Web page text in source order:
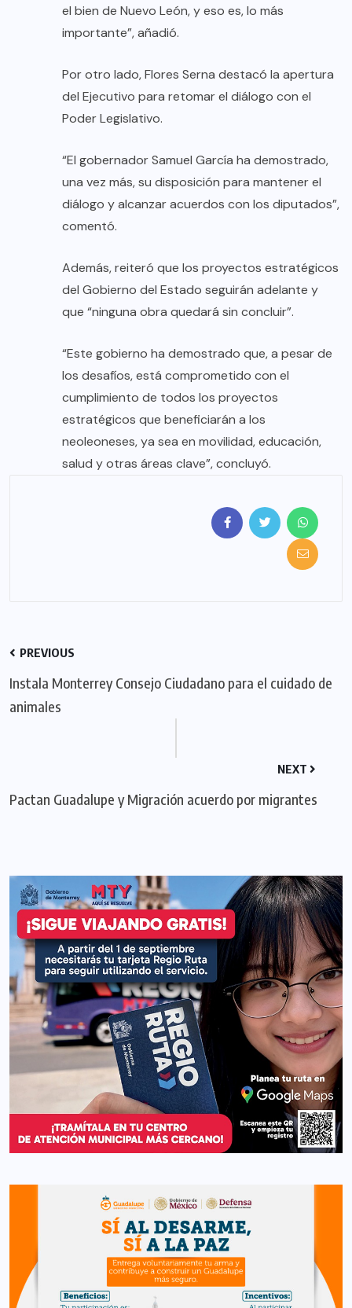
el bien de Nuevo León, y eso es, lo más
importante”, añadió.
Por otro lado, Flores Serna destacó la apertura
del Ejecutivo para retomar el diálogo con el
Poder Legislativo.
“El gobernador Samuel García ha demostrado,
una vez más, su disposición para mantener el
diálogo y alcanzar acuerdos con los diputados”,
comentó.
Además, reiteró que los proyectos estratégicos
del Gobierno del Estado seguirán adelante y
que “ninguna obra quedará sin concluir”.
“Este gobierno ha demostrado que, a pesar de
los desafíos, está comprometido con el
cumplimiento de todos los proyectos
estratégicos que beneficiarán a los
neoleoneses, ya sea en movilidad, educación,
salud y otras áreas clave”, concluyó.
PREVIOUS
Instala Monterrey Consejo Ciudadano para el cuidado de
animales
NEXT
Pactan Guadalupe y Migración acuerdo por migrantes